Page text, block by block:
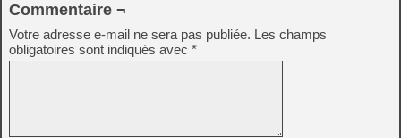
Commentaire ¬
Votre adresse e-mail ne sera pas publiée. Les champs
obligatoires sont indiqués avec *